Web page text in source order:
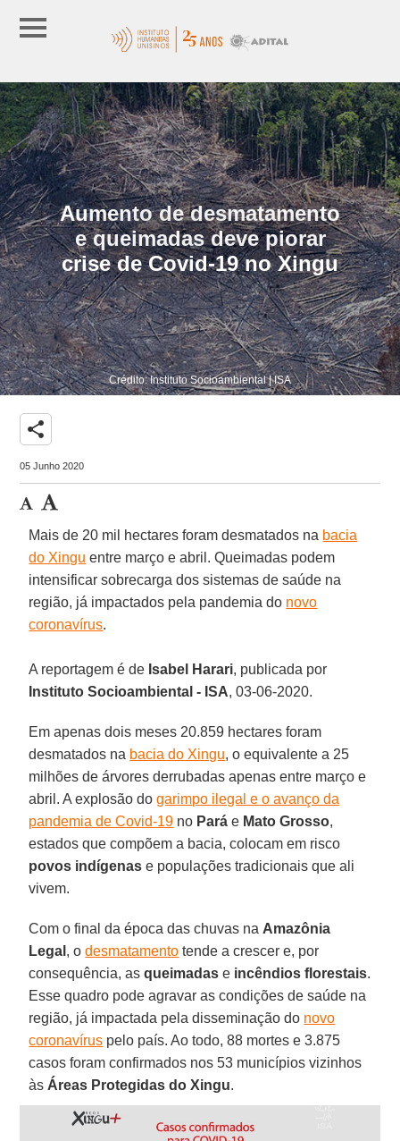
Aumento de desmatamento
e queimadas deve piorar
crise de Covid-19 no Xingu
Crédito: Instituto Socioambiental | ISA
share
05 Junho 2020
Mais de 20 mil hectares foram desmatados na bacia
do Xingu entre março e abril. Queimadas podem
intensificar sobrecarga dos sistemas de saúde na
região, já impactados pela pandemia do novo
coronavírus.
A reportagem é de Isabel Harari, publicada por
Instituto Socioambiental - ISA, 03-06-2020.
Em apenas dois meses 20.859 hectares foram
desmatados na bacia do Xingu, o equivalente a 25
milhões de árvores derrubadas apenas entre março e
abril. A explosão dogarimpo ilegal e o avanço da
pandemia de Covid-19 no Pará e Mato Grosso,
estados que compõem a bacia, colocam em risco
povos indígenas e populações tradicionais que ali
vivem.
Com o final da época das chuvas na Amazônia
Legal , odesmatamento tende a crescer e, por
consequência, asqueimadas e incêndios florestais.
Esse quadro pode agravar as condições de saúde na
região, já impactada pela disseminação do novo
coronavírus pelo país. Ao todo, 88 mortes e 3.875
casos foram confirmados nos 53 municípios vizinhos
às Áreas Protegidas do Xingu.